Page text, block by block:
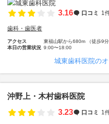
3.16 口コミ 1
歯科・歯医者
アクセス
東福山駅から680m （徒歩9分
本日の営業状況 9:00〜18:00
城東歯科医院の
沖野上・木村歯科医院
3.23
口コミ 1